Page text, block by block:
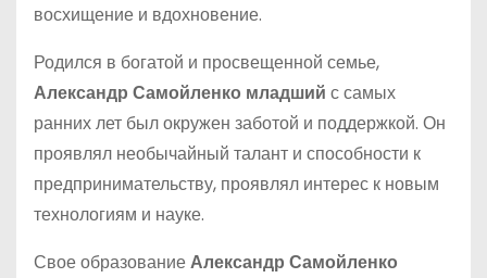
восхищение и вдохновение.
Родился в богатой и просвещенной семье,
Александр Самойленко младший с самых
ранних лет был окружен заботой и поддержкой. Он
проявлял необычайный талант и способности к
предпринимательству, проявлял интерес к новым
технологиям и науке.
Свое образованиеАлександр Самойленко